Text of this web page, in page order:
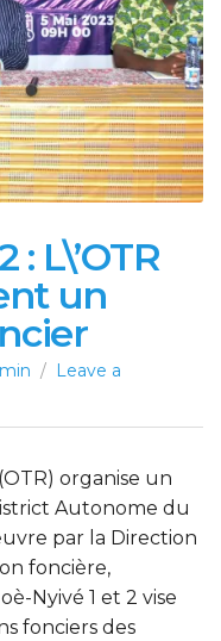
L\’OTR
un
Leave a
organise un
Autonome du
par la Direction
foncière,
Nyivé 1 et 2 vise
fonciers des